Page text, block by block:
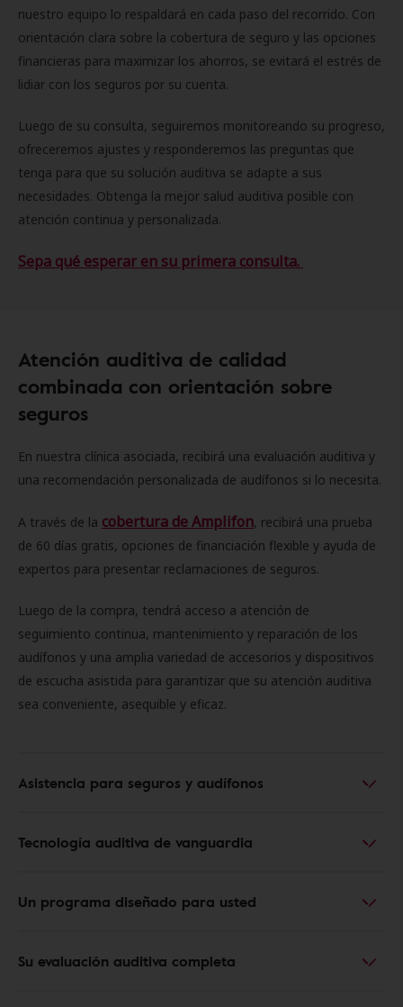
nuestro equipo lo respaldará en cada paso del recorrido. Con
orientación clara sobre la cobertura de seguro y las opciones
financieras para maximizar los ahorros, se evitará el estrés de
lidiar con los seguros por su cuenta.
Luego de su consulta, seguiremos monitoreando su progreso,
ofreceremos ajustes y responderemos las preguntas que
tenga para que su solución auditiva se adapte a sus
necesidades. Obtenga la mejor salud auditiva posible con
atención continua y personalizada.
Sepa qué esperar en su primera consulta.
Atención auditiva de calidad
combinada con orientación sobre
seguros
En nuestra clínica asociada, recibirá una evaluación auditiva y
una recomendación personalizada de audífonos si lo necesita.
A través de la cobertura de Amplifon, recibirá una prueba
de 60 días gratis, opciones de financiación flexible y ayuda de
expertos para presentar reclamaciones de seguros.
Luego de la compra, tendrá acceso a atención de
seguimiento continua, mantenimiento y reparación de los
audífonos y una amplia variedad de accesorios y dispositivos
de escucha asistida para garantizar que su atención auditiva
sea conveniente, asequible y eficaz.
Asistencia para seguros y audífonos
Tecnología auditiva de vanguardia
Un programa diseñado para usted
Su evaluación auditiva completa